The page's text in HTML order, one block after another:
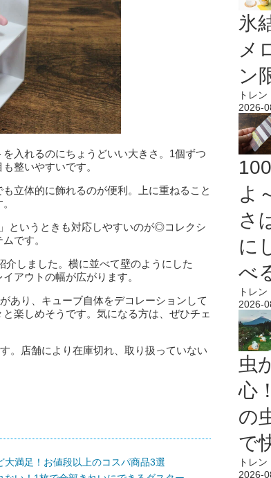
入れるのにちょうどいい大きさ。1個ずつ
整いやすいです。
立体的に飾れるのが便利。上に重ねること
というときも対応しやすいのが◎コレクシ
です。
しました。横に並べて壁のようにした
アウトの幅が広がります。
あり、キューブ自体をデコレーションして
楽しめそうです。気になる方は、ぜひチェ
。店舗により在庫切れ、取り扱っていない
満足！お値段以上のコスパ商品3選
氷
メ
ン
トレン
2026-
よ
さ
に
べ
トレン
2026-
虫
心
の
で
トレン
2026-